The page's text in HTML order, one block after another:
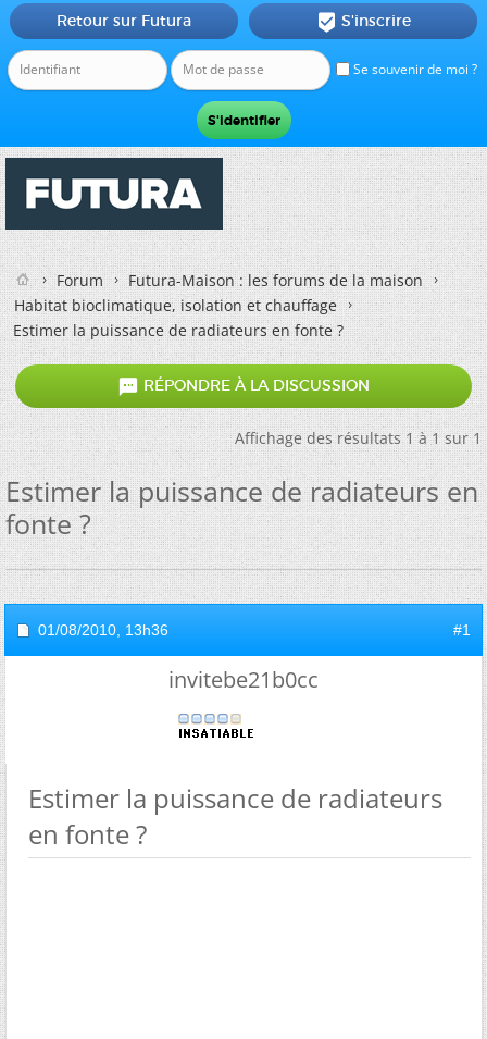
Se souvenir de moi ?
Retour sur Futura  S'inscrire
Forum
Futura-Maison : les forums de la maison
Habitat bioclimatique, isolation et chauffage
Estimer la puissance de radiateurs en fonte ?
 RÉPONDRE À LA DISCUSSION
Affichage des résultats 1 à 1 sur 1
Estimer la puissance de radiateurs en
fonte ?
01/08/2010, 13h36 #1
invitebe21b0cc
Estimer la puissance de radiateurs
en fonte ?